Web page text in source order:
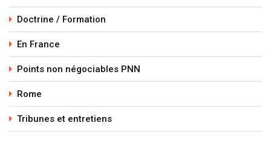
Doctrine / Formation
En France
Points non négociables PNN
Rome
Tribunes et entretiens